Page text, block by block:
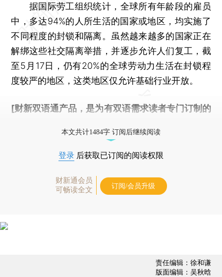
据国际劳工组织统计，全球所有年龄段的雇员
中，多达94%的人所生活的国家或地区，均实施了
不同程度的封锁和隔离。虽然越来越多的国家正在
解绑这些社交隔离举措，并逐步允许人们复工，截
至5月17日，仍有20%的全球劳动力生活在封锁程
度较严的地区，这类地区仅允许基础行业开放。
[财新双语通产品，是为有双语需求读者专门订制的
本文共计1484字 订阅后继续阅读
登录 后获取已订阅的阅读权限
财新通会员
可畅读全文
订阅/会员升级
责任编辑：徐和谦
版面编辑：吴秋晗